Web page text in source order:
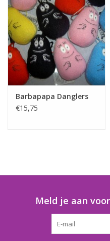
Speelgoedautomaten
Speelgoedpakketten
Gevulde capsules & mixen
Barbapapa Danglers
€15,75
Meld je aan